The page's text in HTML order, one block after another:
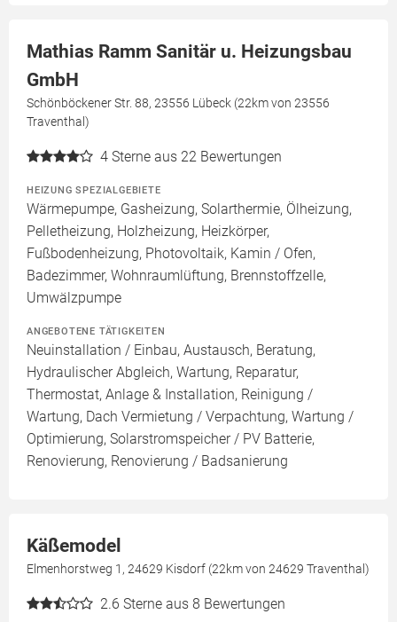
Mathias Ramm Sanitär u. Heizungsbau
GmbH
Schönböckener Str. 88, 23556 Lübeck (22km von 23556
Traventhal)
4 Sterne aus 22 Bewertungen
HEIZUNG SPEZIALGEBIETE
Wärmepumpe, Gasheizung, Solarthermie, Ölheizung,
Pelletheizung, Holzheizung, Heizkörper,
Fußbodenheizung, Photovoltaik, Kamin / Ofen,
Badezimmer, Wohnraumlüftung, Brennstoffzelle,
Umwälzpumpe
ANGEBOTENE TÄTIGKEITEN
Neuinstallation / Einbau, Austausch, Beratung,
Hydraulischer Abgleich, Wartung, Reparatur,
Thermostat, Anlage & Installation, Reinigung /
Wartung, Dach Vermietung / Verpachtung, Wartung /
Optimierung, Solarstromspeicher / PV Batterie,
Renovierung, Renovierung / Badsanierung
Käßemodel
Elmenhorstweg 1, 24629 Kisdorf (22km von 24629 Traventhal)
2.6 Sterne aus 8 Bewertungen